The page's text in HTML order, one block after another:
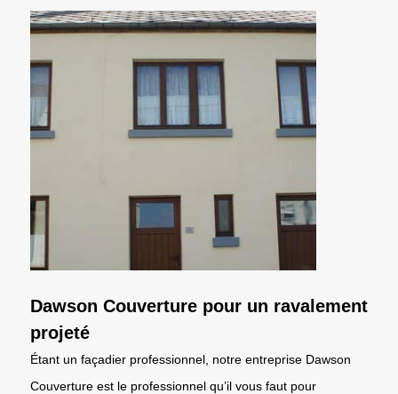
Dawson Couverture pour un ravalement
projeté
Étant un façadier professionnel, notre entreprise Dawson
Couverture est le professionnel qu’il vous faut pour